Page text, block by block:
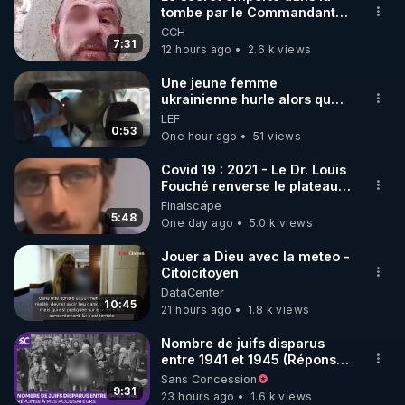
🌱 INSTAGRAM
https://www.instagram.com/rdlr_thierrycasasnovas/
http://rgnr.li/instagram
🌱 LA NEWSLETTER
Pour ne pas rater l’actualité RGNR (stages,
http://rgnr.li/news
🌱 VIDÉOS NON CENSURÉES SUR ODYSEE
Toutes les vidéos Youtube sont aussi sur la
http://rgnr.li/odysee
🌱 LES STAGES EN PRÉSENTIEL
http://rgnr.li/stages
7:31
tombe par le Commandant
Cousteau le 25 juin 1997
CCH
12 hours ago
2.6 k views
0:53
Une jeune femme
ukrainienne hurle alors que
son ptit ami est brutalement
enlevé par milice Zelensky
LEF
One hour ago
51 views
5:48
Covid 19 : 2021 - Le Dr. Louis
Fouché renverse le plateau
de CNews !
Finalscape
One day ago
5.0 k views
10:45
Jouer a Dieu avec la meteo -
Citoicitoyen
DataCenter
21 hours ago
1.8 k views
9:31
Nombre de juifs disparus
entre 1941 et 1945 (Réponse
à mes accusateurs)
Sans Concession
23 hours ago
1.6 k views